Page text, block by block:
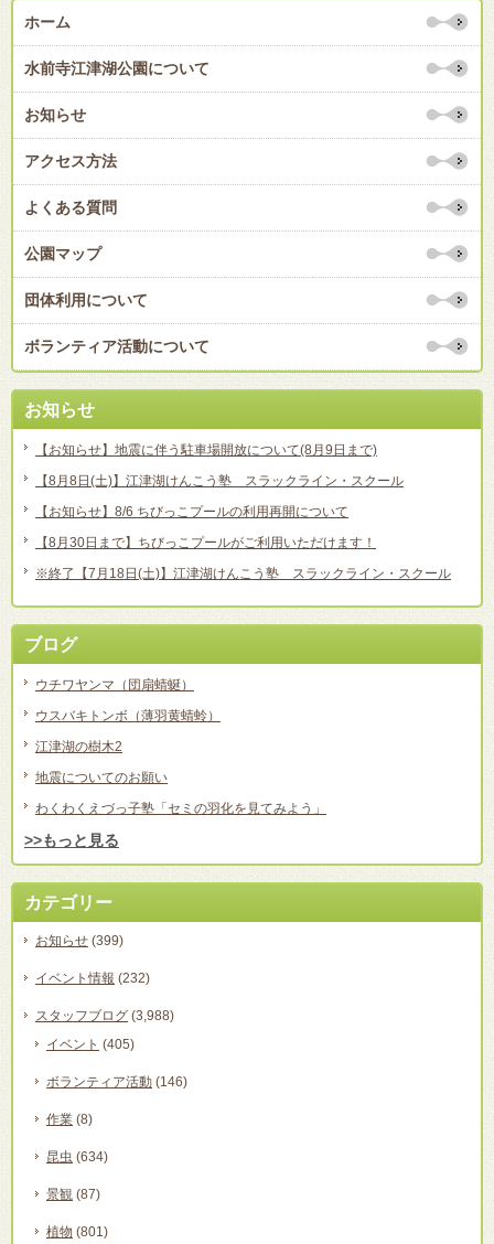
ホーム
水前寺江津湖公園について
お知らせ
アクセス方法
よくある質問
公園マップ
団体利用について
ボランティア活動について
お知らせ
【お知らせ】地震に伴う駐車場開放について(8月9日まで)
【8月8日(土)】江津湖けんこう塾 スラックライン・スクール
【お知らせ】8/6 ちびっこプールの利用再開について
【8月30日まで】ちびっこプールがご利用いただけます！
※終了【7月18日(土)】江津湖けんこう塾 スラックライン・スクール
ブログ
ウチワヤンマ（団扇蜻蜒）
ウスバキトンボ（薄羽黄蜻蛉）
江津湖の樹木2
地震についてのお願い
わくわくえづっ子塾「セミの羽化を見てみよう」
>>もっと見る
カテゴリー
お知らせ (399)
イベント情報 (232)
スタッフブログ (3,988)
イベント (405)
ボランティア活動 (146)
作業 (8)
昆虫 (634)
景観 (87)
植物 (801)